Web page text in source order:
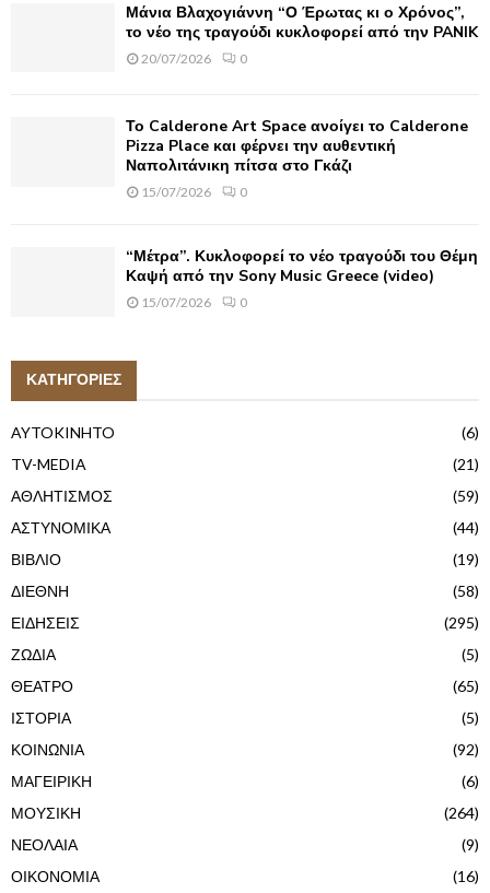
Μάνια Βλαχογιάννη “Ο Έρωτας κι ο Χρόνος”,
το νέο της τραγούδι κυκλοφορεί από την PANIK
20/07/2026 0
Το Calderone Art Space ανοίγει το Calderone
Pizza Place και φέρνει την αυθεντική
Ναπολιτάνικη πίτσα στο Γκάζι
15/07/2026 0
“Μέτρα”. Κυκλοφορεί το νέο τραγούδι του Θέμη
Καψή από την Sony Music Greece (video)
15/07/2026 0
ΚΑΤΗΓΟΡΙΕΣ
AYTOKINHTO
(6)
TV-MEDIA
(21)
ΑΘΛΗΤΙΣΜΟΣ
(59)
ΑΣΤΥΝΟΜΙΚΑ
(44)
ΒΙΒΛΙΟ
(19)
ΔΙΕΘΝΗ
(58)
ΕΙΔΗΣΕΙΣ
(295)
ΖΩΔΙΑ
(5)
ΘΕΑΤΡΟ
(65)
ΙΣΤΟΡΙΑ
(5)
ΚΟΙΝΩΝΙΑ
(92)
ΜΑΓΕΙΡΙΚΗ
(6)
ΜΟΥΣΙΚΗ
(264)
ΝΕΟΛΑΙΑ
(9)
ΟΙΚΟΝΟΜΙΑ
(16)